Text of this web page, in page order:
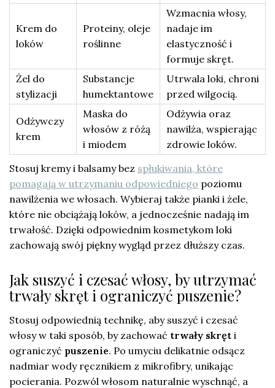
Krem do
loków
Proteiny, oleje
roślinne
Wzmacnia włosy,
nadaje im
elastyczność i
formuje skręt.
Żel do
stylizacji
Substancje
humektantowe
Utrwala loki, chroni
przed wilgocią.
Odżywczy
krem
Maska do
włosów z różą
i miodem
Odżywia oraz
nawilża, wspierając
zdrowie loków.
Stosuj kremy i balsamy bez spłukiwania, które
pomagają w utrzymaniu odpowiedniego poziomu
nawilżenia we włosach. Wybieraj także pianki i żele,
które nie obciążają loków, a jednocześnie nadają im
trwałość. Dzięki odpowiednim kosmetykom loki
zachowają swój piękny wygląd przez dłuższy czas.
Jak suszyć i czesać włosy, by utrzymać
trwały skręt i ograniczyć puszenie?
Stosuj odpowiednią technikę, aby suszyć i czesać
włosy w taki sposób, by zachować trwały skręt i
ograniczyć puszenie. Po umyciu delikatnie odsącz
nadmiar wody ręcznikiem z mikrofibry, unikając
pocierania. Pozwól włosom naturalnie wyschnąć, a